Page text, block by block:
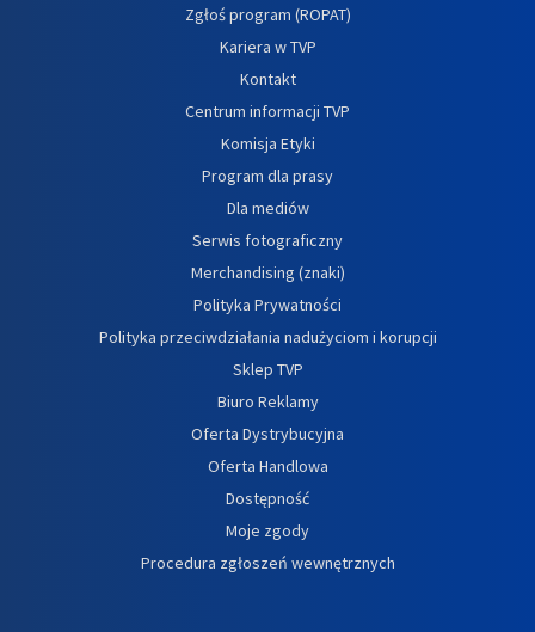
Zgłoś program (ROPAT)
Kariera w TVP
Kontakt
Centrum informacji TVP
Komisja Etyki
Program dla prasy
Dla mediów
Serwis fotograficzny
Merchandising (znaki)
Polityka Prywatności
Polityka przeciwdziałania nadużyciom i korupcji
Sklep TVP
Biuro Reklamy
Oferta Dystrybucyjna
Oferta Handlowa
Dostępność
Moje zgody
Procedura zgłoszeń wewnętrznych